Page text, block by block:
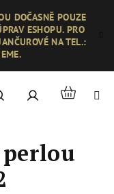
DOČASNĚ POUZE
ESHOPU. PRO
NA TEL.:
PřihlášeníNákupní